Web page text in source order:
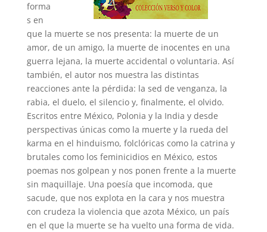
forma
s en
que la muerte se nos presenta: la muerte de un
amor, de un amigo, la muerte de inocentes en una
guerra lejana, la muerte accidental o voluntaria. Así
también, el autor nos muestra las distintas
reacciones ante la pérdida: la sed de venganza, la
rabia, el duelo, el silencio y, finalmente, el olvido.
Escritos entre México, Polonia y la India y desde
perspectivas únicas como la muerte y la rueda del
karma en el hinduismo, folclóricas como la catrina y
brutales como los feminicidios en México, estos
poemas nos golpean y nos ponen frente a la muerte
sin maquillaje. Una poesía que incomoda, que
sacude, que nos explota en la cara y nos muestra
con crudeza la violencia que azota México, un país
en el que la muerte se ha vuelto una forma de vida.